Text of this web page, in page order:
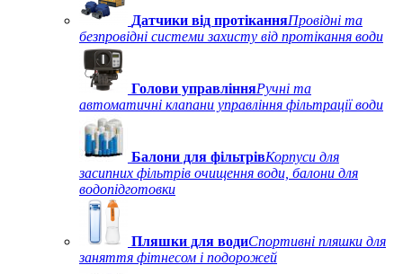
Датчики від протіканняПровідні та
безпровідні системи захисту від протікання води
Голови управлінняРучні та
автоматичні клапани управління фільтрації води
Балони для фільтрівКорпуси для
засипних фільтрів очищення води, балони для
водопідготовки
Пляшки для водиСпортивні пляшки для
заняття фітнесом і подорожей